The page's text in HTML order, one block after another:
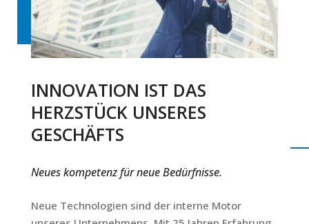
INNOVATION IST DAS
HERZSTÜCK UNSERES
GESCHÄFTS
Neues kompetenz für neue Bedürfnisse.
Neue Technologien sind der interne Motor